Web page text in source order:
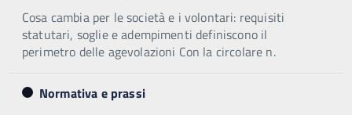
Cosa cambia per le società e i volontari: requisiti
statutari, soglie e adempimenti definiscono il
perimetro delle agevolazioni Con la circolare n.
Normativa e prassi